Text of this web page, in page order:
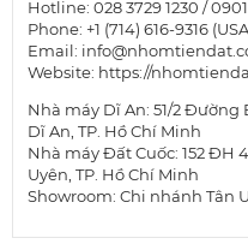
Hotline: 028 3729 1230 /
Phone: +1 (714) 616-9316
Email:
Website: https://
Nhà máy Dĩ An: 51/2 Đường
Dĩ An, TP. Hồ Chí Minh
Nhà máy Đất Cuốc: 152 ĐH
Uyên, TP. Hồ Chí Minh
Showroom: Chi nhánh Tân